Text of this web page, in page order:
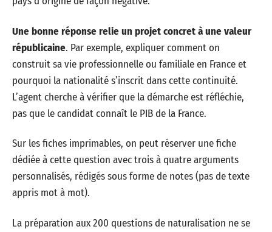
Une bonne réponse relie un projet concret à une valeur
républicaine. Par exemple, expliquer comment on
construit sa vie professionnelle ou familiale en France et
pourquoi la nationalité s’inscrit dans cette continuité.
L’agent cherche à vérifier que la démarche est réfléchie,
pas que le candidat connaît le PIB de la France.
Sur les fiches imprimables, on peut réserver une fiche
dédiée à cette question avec trois à quatre arguments
personnalisés, rédigés sous forme de notes (pas de texte
appris mot à mot).
La préparation aux 200 questions de naturalisation ne se